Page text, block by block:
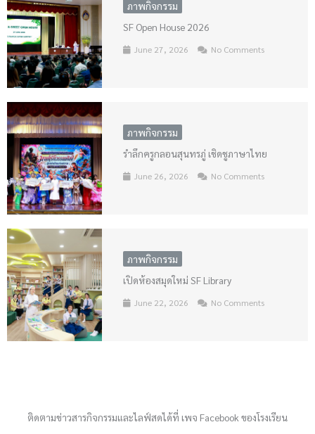
ภาพกิจกรรม
SF Open House 2026
June 27, 2026 No Comments
ภาพกิจกรรม
รำลึกครูกลอนสุนทรภู่ เชิดชูภาษาไทย
June 26, 2026 No Comments
ภาพกิจกรรม
เปิดห้องสมุดใหม่ SF Library
June 22, 2026 No Comments
ติดตามข่าวสารกิจกรรมและไลฟ์สดได้ที่ เพจ Facebook ของโรงเรียน